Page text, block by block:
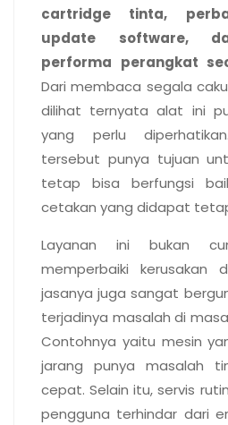
cartridge tinta,
update software,
performa perangkat
Dari membaca segala
dilihat ternyata alat ini
yang perlu
tersebut punya tujuan
tetap bisa berfungsi
cetakan yang didapat
Layanan ini bukan
memperbaiki kerusakan
jasanya juga sangat
terjadinya masalah di
Contohnya yaitu mesin
jarang punya masalah
cepat. Selain itu, servis
pengguna terhindar dari